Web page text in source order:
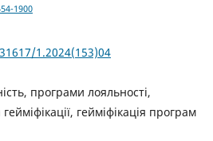
1900
1.2024(153)04
програми лояльності,
гейміфікація програм